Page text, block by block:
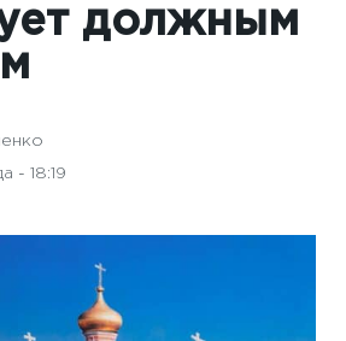
должным
- 18:19